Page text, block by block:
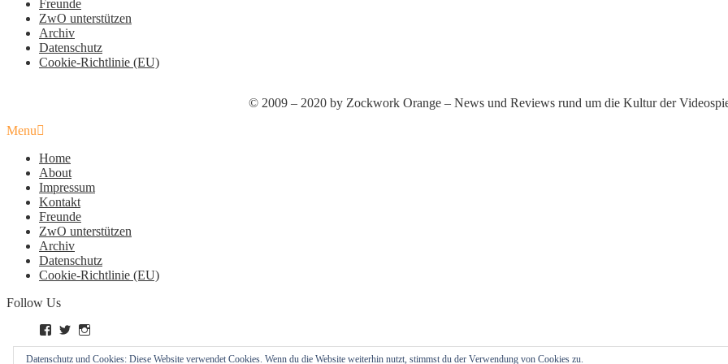
Freunde
ZwO unterstützen
Archiv
Datenschutz
Cookie-Richtlinie (EU)
© 2009 – 2020 by Zockwork Orange – News und Reviews rund um die Kultur der
Menu
Home
About
Impressum
Kontakt
Freunde
ZwO unterstützen
Archiv
Datenschutz
Cookie-Richtlinie (EU)
Follow Us
Profil
zockworkorange
Profil
zockworkorange
zockworkorange
RSS – Beiträge
Datenschutz und Cookies: Diese Website verwendet Cookies. Wenn du die Website weiterhin nutzt, stimmst du der Verwendung von Cookies zu.